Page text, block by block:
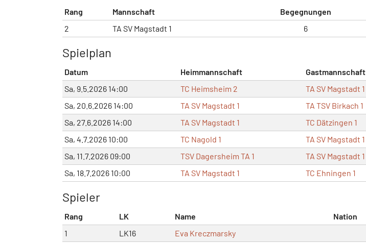
Rang Mannschaft Begegnungen
2
TA SV Magstadt 1 6
Spielplan
Datum Heimmannschaft Gastmannschaft
Sa, 9.5.2026 14:00
TC Heimsheim 2 TA SV Magstadt 1
Sa, 20.6.2026 14:00
TA SV Magstadt 1 TA TSV Birkach 1
Sa, 27.6.2026 14:00
TA SV Magstadt 1 TC Dätzingen 1
Sa, 4.7.2026 10:00
TC Nagold 1 TA SV Magstadt 1
Sa, 11.7.2026 09:00
TSV Dagersheim TA 1 TA SV Magstadt 1
Sa, 18.7.2026 10:00
TA SV Magstadt 1 TC Ehningen 1
Spieler
Rang LK Name Nation
1
LK16 Eva Kreczmarsky